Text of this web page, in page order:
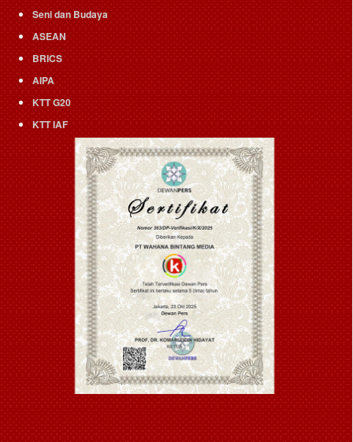
Seni dan Budaya
ASEAN
BRICS
AIPA
KTT G20
KTT IAF